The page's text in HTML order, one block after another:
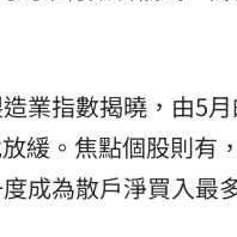
業指數揭曉，由5
緩。焦點個股則有
成為散戶淨買入最